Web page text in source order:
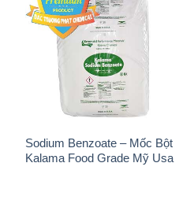
Sodium Benzoate – Mốc Bột
Kalama Food Grade Mỹ Usa